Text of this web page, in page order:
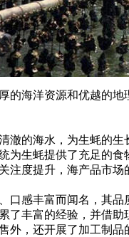
海洋资源和优越的
的海水，为生蚝的生
生蚝提供了充足的食
度提升，海产品市场
感丰富而闻名，其品
丰富的经验，并借助
，还开展了加工制品